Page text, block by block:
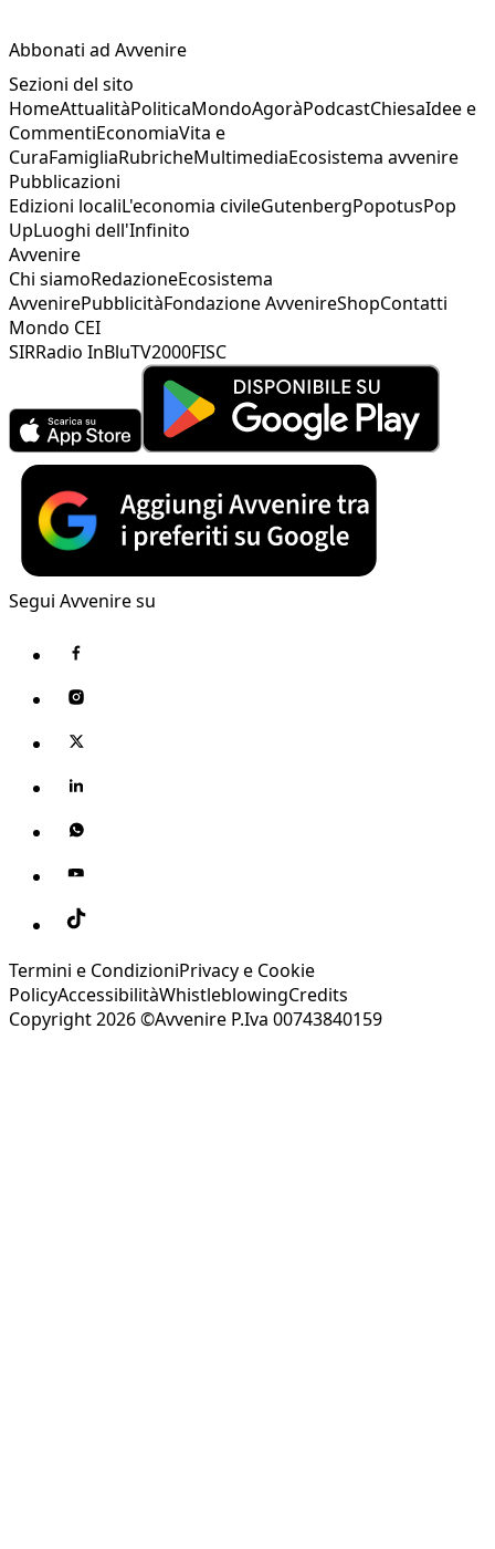
Abbonati ad Avvenire
Sezioni del sito
HomeAttualitàPoliticaMondoAgoràPodcastChiesaIdee e
CommentiEconomiaVita e
CuraFamigliaRubricheMultimediaEcosistema avvenire
Pubblicazioni
Edizioni localiL'economia civileGutenbergPopotusPop
UpLuoghi dell'Infinito
Avvenire
Chi siamoRedazioneEcosistema
AvvenirePubblicitàFondazione AvvenireShopContatti
Mondo CEI
SIRRadio InBluTV2000FISC
Segui Avvenire su
Termini e CondizioniPrivacy e Cookie
PolicyAccessibilitàWhistleblowingCredits
Copyright 2026 ©Avvenire P.Iva 00743840159